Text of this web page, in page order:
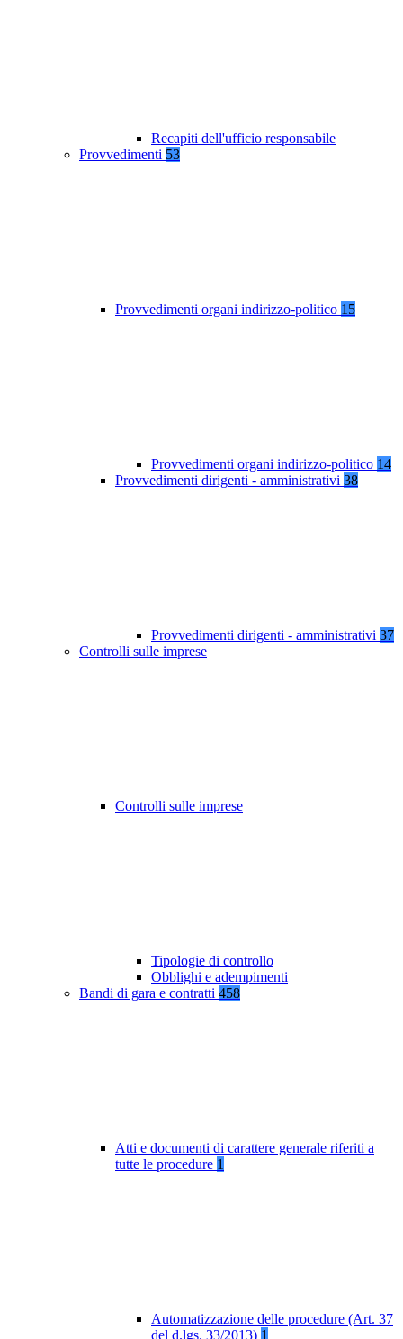
Recapiti dell'ufficio responsabile
Provvedimenti 53
Provvedimenti organi indirizzo-politico 15
Provvedimenti organi indirizzo-politico 14
Provvedimenti dirigenti - amministrativi 38
Provvedimenti dirigenti - amministrativi 37
Controlli sulle imprese
Controlli sulle imprese
Tipologie di controllo
Obblighi e adempimenti
Bandi di gara e contratti 458
Atti e documenti di carattere generale riferiti a
tutte le procedure 1
Automatizzazione delle procedure (Art. 37
del d.lgs. 33/2013) 1